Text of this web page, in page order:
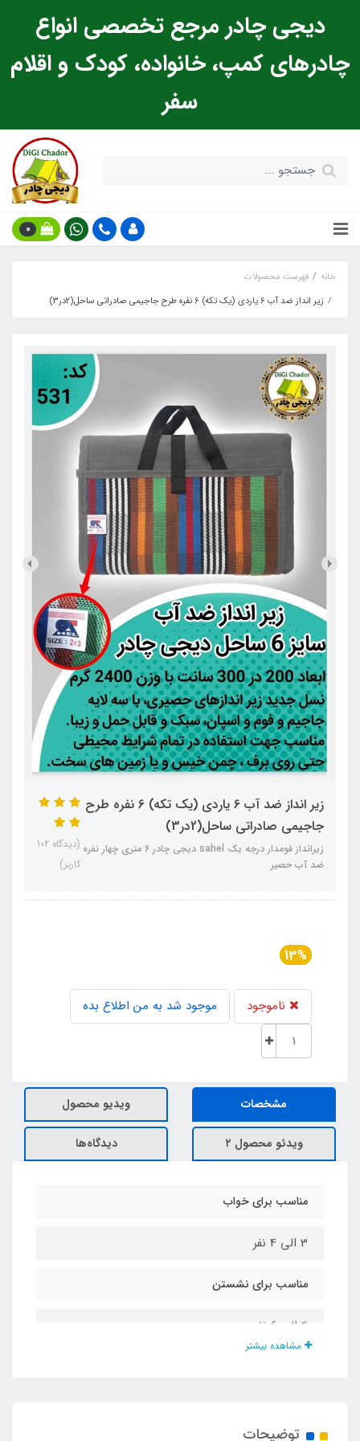
دیجی چادر مرجع تخصصی انواع
چادرهای کمپ، خانواده، کودک و اقلام
سفر
0
خانه
فهرست محصولات
زیر انداز ضد آب 6 یاردی (یک تکه) 6 نفره طرح جاجیمی صادراتی ساحل(2در3)
زیر انداز ضد آب 6 یاردی (یک تکه) 6 نفره طرح
جاجیمی صادراتی ساحل(2در3)
زیرانداز فومدار درجه یک sahel دیجی چادر 6 متری چهار نفره
ضد آب حصیر
(دیدگاه 102
کاربر)
13%
ناموجود موجود شد به من اطلاع بده
مشخصات ویدیو محصول
ویدئو محصول ۲ دیدگاه‌ها
مناسب برای خواب
3 الی 4 نفر
مناسب برای نشستن
4 الی 6 نفر
مشاهده بیشتر
توضیحات